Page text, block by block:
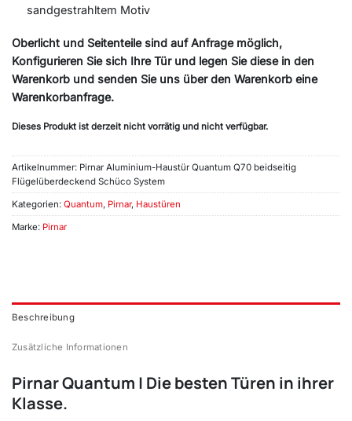
sandgestrahltem Motiv
Oberlicht und Seitenteile sind auf Anfrage möglich,
Konfigurieren Sie sich Ihre Tür und legen Sie diese in den
Warenkorb und senden Sie uns über den Warenkorb eine
Warenkorbanfrage.
Dieses Produkt ist derzeit nicht vorrätig und nicht verfügbar.
Alternative:
Artikelnummer: Pirnar Aluminium-Haustür Quantum Q70 beidseitig
Flügelüberdeckend Schüco System
Kategorien: Quantum, Pirnar, Haustüren
Marke: Pirnar
Beschreibung
Zusätzliche Informationen
Pirnar Quantum | Die besten Türen in ihrer
Klasse.